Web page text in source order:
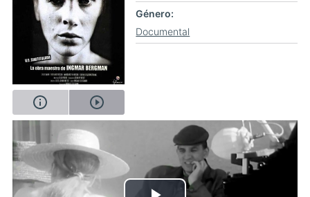
Género
Documental